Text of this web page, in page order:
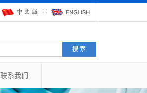
∷
搜 索
联系我们